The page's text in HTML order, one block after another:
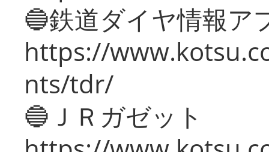
🔵鉄道ダイヤ情報ア
https://
nts/tdr/
🔵ＪＲガゼット